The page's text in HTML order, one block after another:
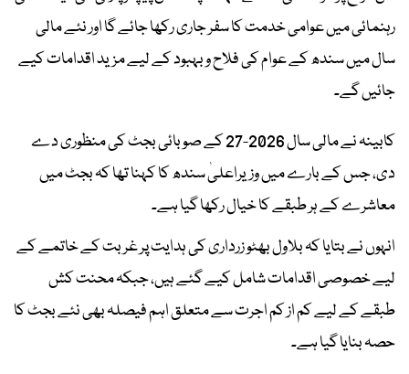
رہنمائی میں عوامی خدمت کا سفر جاری رکھا جائے گا اور نئے مالی
سال میں سندھ کے عوام کی فلاح و بہبود کے لیے مزید اقدامات کیے
جائیں گے۔
کابینہ نے مالی سال 2026-27 کے صوبائی بجٹ کی منظوری دے
دی، جس کے بارے میں وزیراعلیٰ سندھ کا کہنا تھا کہ بجٹ میں
معاشرے کے ہر طبقے کا خیال رکھا گیا ہے۔
انہوں نے بتایا کہ بلاول بھٹو زرداری کی ہدایت پر غربت کے خاتمے کے
لیے خصوصی اقدامات شامل کیے گئے ہیں، جبکہ محنت کش
طبقے کے لیے کم از کم اجرت سے متعلق اہم فیصلہ بھی نئے بجٹ کا
حصہ بنایا گیا ہے۔